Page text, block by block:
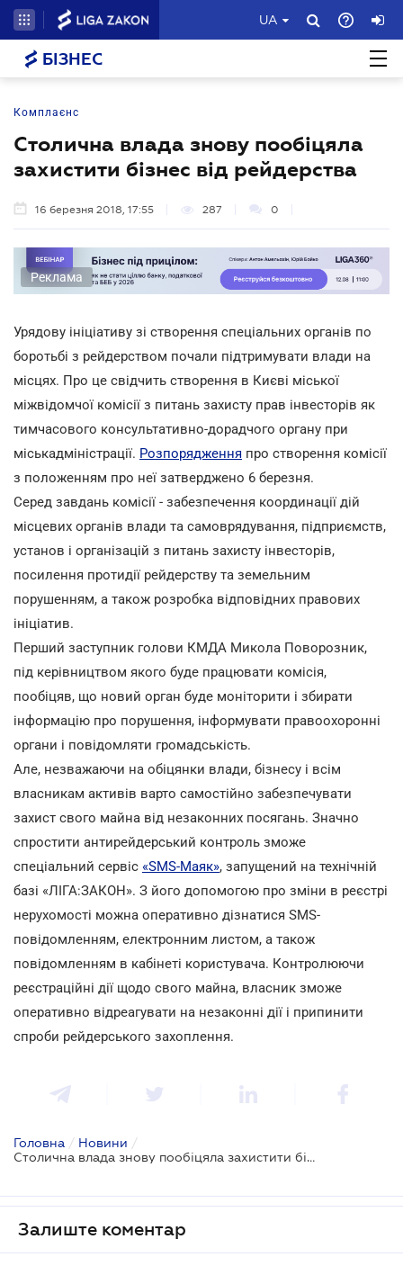
UA
БІЗНЕС
Комплаєнс
Столична влада знову пообіцяла
захистити бізнес від рейдерства
16 березня 2018, 17:55 287 0
Реклама
Урядову ініціативу зі створення спеціальних органів по
боротьбі з рейдерством почали підтримувати влади на
місцях. Про це свідчить створення в Києві міської
міжвідомчої комісії з питань захисту прав інвесторів як
тимчасового консультативно-дорадчого органу при
міськадміністрації. Розпорядження про створення комісії
з положенням про неї затверджено 6 березня.
Серед завдань комісії - забезпечення координації дій
місцевих органів влади та самоврядування, підприємств,
установ і організацій з питань захисту інвесторів,
посилення протидії рейдерству та земельним
порушенням, а також розробка відповідних правових
ініціатив.
Перший заступник голови КМДА Микола Поворозник,
під керівництвом якого буде працювати комісія,
пообіцяв, що новий орган буде моніторити і збирати
інформацію про порушення, інформувати правоохоронні
органи і повідомляти громадськість.
Але, незважаючи на обіцянки влади, бізнесу і всім
власникам активів варто самостійно забезпечувати
захист свого майна від незаконних посягань. Значно
спростити антирейдерський контроль зможе
спеціальний сервіс «SMS-Маяк», запущений на технічній
базі «ЛІГА:ЗАКОН». З його допомогою про зміни в реєстрі
нерухомості можна оперативно дізнатися SMS-
повідомленням, електронним листом, а також
повідомленням в кабінеті користувача. Контролюючи
реєстраційні дії щодо свого майна, власник зможе
оперативно відреагувати на незаконні дії і припинити
спроби рейдерського захоплення.
Головна / Новини /
Столична влада знову пообіцяла захистити бізнес від рейдерства
Залиште коментар